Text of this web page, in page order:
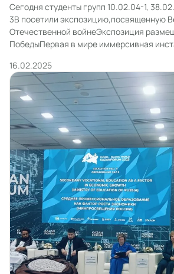
Сегодня студенты групп 10.02.04-1,
3В посетили экспозицию,посвященную
Отечественной войнеЭкспозиция
ПобедыПервая в мире иммерсивная
— уникальный передвижной музей. В
художественной экспозиции
нашей страны — непарадный портрет
жестах, мгновениях, аутентичных
чувствах.На […]
16.02.2025